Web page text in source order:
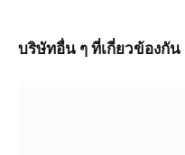
บริษัทอื่น ๆ ที่เกี่ยวข้องกัน